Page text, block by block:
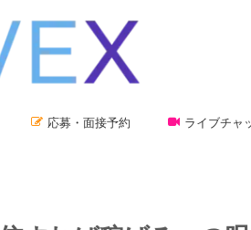
応募・面接予約 ライブチャ